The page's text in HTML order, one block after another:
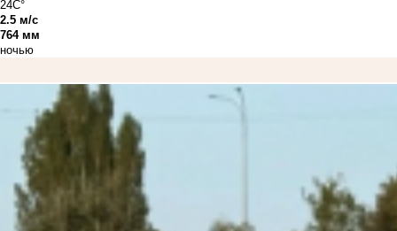
24C°
2.5 м/с
764 мм
ночью